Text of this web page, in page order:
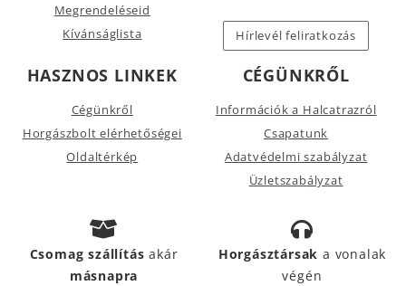
Megrendeléseid
Kívánságlista
Hírlevél feliratkozás
HASZNOS LINKEK
Cégünkről
Horgászbolt elérhetőségei
Oldaltérkép
CÉGÜNKRŐL
Információk a Halcatrazról
Csapatunk
Adatvédelmi szabályzat
Üzletszabályzat
Csomag szállításakár
másnapra
Horgásztársak a vonalak
végén